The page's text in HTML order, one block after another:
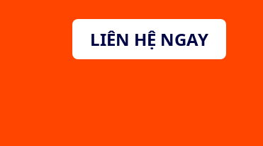
LIÊN HỆ NGAY